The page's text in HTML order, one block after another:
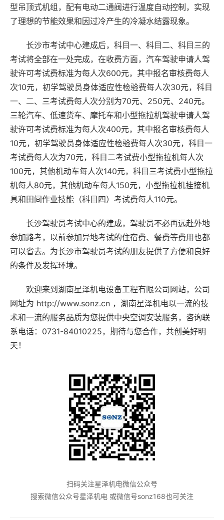
型吊顶式机组，配有电动二通阀进行温度自动控制，实现
了理想的节能效果和因过冷产生的冷凝水结露现象。
长沙市考试中心建成后，科目一、科目二、科目三的
考试将全部在一处完成，在收费方面，汽车驾驶申请人驾
驶许可考试费标准为每人次600元，其中报名审核费每人
次10元，初学驾驶员身体适应性检验费每人次30元，科目
一、二、三考试费每人次分别为70元、250元、240元。
三轮汽车、低速货车、摩托车和小型拖拉机驾驶申请人驾
驶许可考试费标准为每人次400元，其中报名审核费每人
10元，初学驾驶员身体适应性检验费每人次30元，科目一
考试费每人次为70元，科目二考试费小型拖拉机每人次
100元，其他机动车每人次140元，科目三考试费小型拖拉
机每人80元，其他机动车每人150元，小型拖拉机挂接机
具和田间作业技能（科目四）考试费每人110元。
长沙驾驶员考试中心的建成，驾驶员不必再远赴外地
参加路考，以前参加异地考试的住宿费、餐费等费用也都
可以省去。为长沙市驾驶员考试的朋友提供了方便和良好
的条件及发挥环境。
欢迎来到湖南星泽机电设备工程有限公司网站，公司
网址为 http://www.sonz.cn ，湖南星泽机电以一流的技
术和一流的服务品质为您提供中央空调安装服务，咨询联
系电话：0731-84010225，期待与您合作，共创美好明
天！
扫码关注星泽机电微信公众号
搜索微信公众号星泽机电 或微信号sonz168也可关注